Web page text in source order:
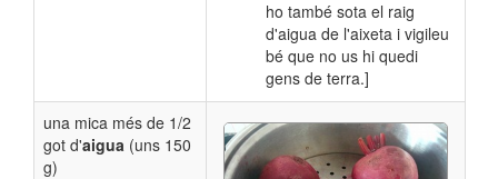
ho també sota el raig
d'aigua de l'aixeta i vigileu
bé que no us hi quedi
gens de terra.]
una mica més de 1/2
got d'aigua (uns 150
g)